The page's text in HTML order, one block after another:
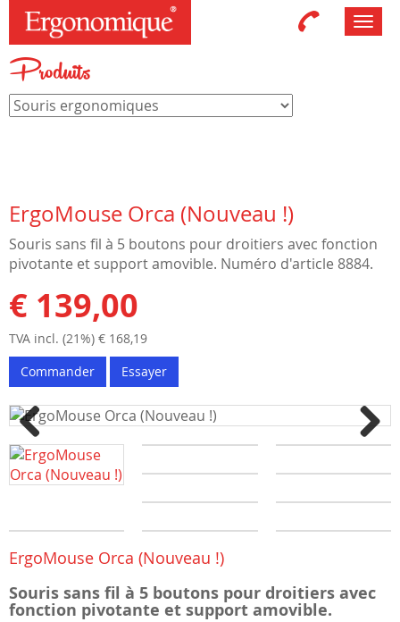
Produits
ErgoMouse Orca (Nouveau !)
Souris sans fil à 5 boutons pour droitiers avec fonction
pivotante et support amovible. Numéro d'article 8884.
€ 139,00
TVA incl. (21%) € 168,19
Commander Essayer
Previous
ErgoMouse Orca (Nouveau !)
Souris sans fil à 5 boutons pour droitiers avec
fonction pivotante et support amovible.